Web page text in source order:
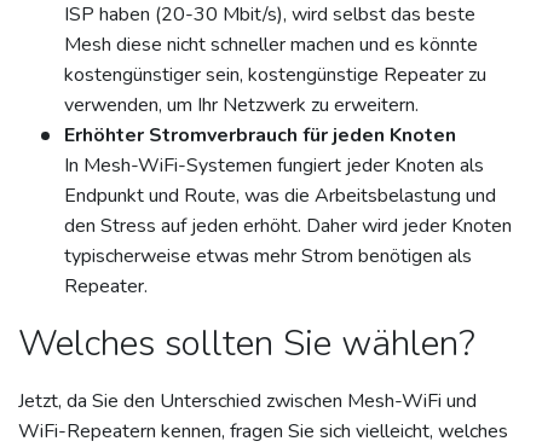
ISP haben (20-30 Mbit/s), wird selbst das beste
Mesh diese nicht schneller machen und es könnte
kostengünstiger sein, kostengünstige Repeater zu
verwenden, um Ihr Netzwerk zu erweitern.
Erhöhter Stromverbrauch für jeden Knoten
In Mesh-WiFi-Systemen fungiert jeder Knoten als
Endpunkt und Route, was die Arbeitsbelastung und
den Stress auf jeden erhöht. Daher wird jeder Knoten
typischerweise etwas mehr Strom benötigen als
Repeater.
Welches sollten Sie wählen?
Jetzt, da Sie den Unterschied zwischen Mesh-WiFi und
WiFi-Repeatern kennen, fragen Sie sich vielleicht, welches